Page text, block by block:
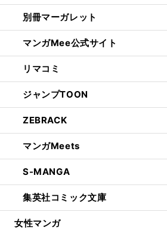
別冊マーガレット
マンガMee公式サイト
リマコミ
ジャンプTOON
ZEBRACK
マンガMeets
S-MANGA
集英社コミック文庫
女性マンガ